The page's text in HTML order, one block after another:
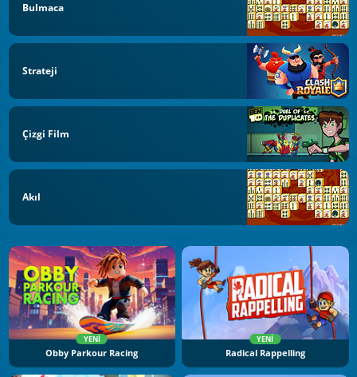
Bulmaca
Strateji
Çizgi Film
Akıl
YENI
Obby Parkour Racing
YENI
Radical Rappelling